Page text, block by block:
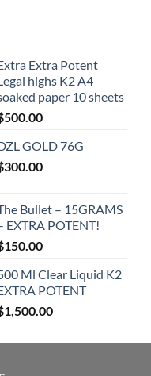
Extra Potent
highs K2 A4
paper 10 sheets
500.00
GOLD 76G
300.00
Bullet – 15GRAMS
EXTRA POTENT!
150.00
Ml Clear Liquid K2
POTENT
1,500.00